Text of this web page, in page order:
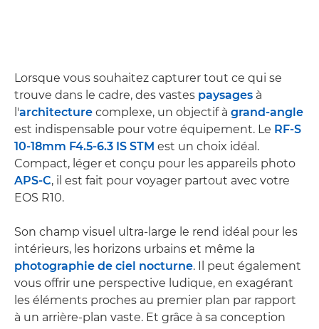
Lorsque vous souhaitez capturer tout ce qui se
trouve dans le cadre, des vastes paysages à
l'architecture complexe, un objectif à grand-angle
est indispensable pour votre équipement. Le RF-S
10-18mm F4.5-6.3 IS STM est un choix idéal.
Compact, léger et conçu pour les appareils photo
APS-C, il est fait pour voyager partout avec votre
EOS R10.
Son champ visuel ultra-large le rend idéal pour les
intérieurs, les horizons urbains et même la
photographie de ciel nocturne. Il peut également
vous offrir une perspective ludique, en exagérant
les éléments proches au premier plan par rapport
à un arrière-plan vaste. Et grâce à sa conception